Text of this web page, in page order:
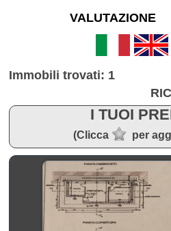
VALUTAZIONE
Immobili trovati: 1
I TUOI
(Clicca per